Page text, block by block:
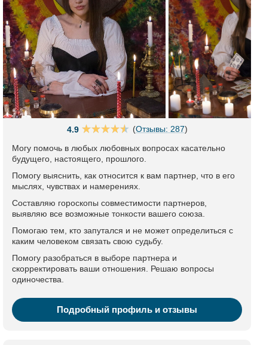
4.9 (Отзывы: 287)
Могу помочь в любых любовных вопросах касательно
будущего, настоящего, прошлого.
Помогу выяснить, как относится к вам партнер, что в его
мыслях, чувствах и намерениях.
Составляю гороскопы совместимости партнеров,
выявляю все возможные тонкости вашего союза.
Помогаю тем, кто запутался и не может определиться с
каким человеком связать свою судьбу.
Помогу разобраться в выборе партнера и
скорректировать ваши отношения. Решаю вопросы
одиночества.
Подробный профиль и отзывы